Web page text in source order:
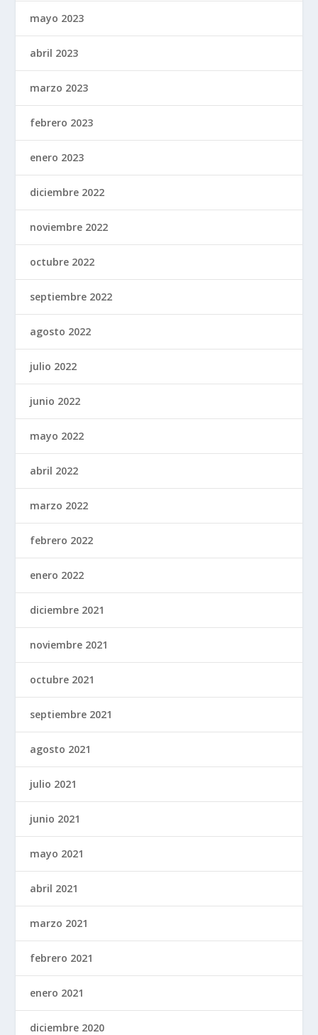
mayo 2023
abril 2023
marzo 2023
febrero 2023
enero 2023
diciembre 2022
noviembre 2022
octubre 2022
septiembre 2022
agosto 2022
julio 2022
junio 2022
mayo 2022
abril 2022
marzo 2022
febrero 2022
enero 2022
diciembre 2021
noviembre 2021
octubre 2021
septiembre 2021
agosto 2021
julio 2021
junio 2021
mayo 2021
abril 2021
marzo 2021
febrero 2021
enero 2021
diciembre 2020